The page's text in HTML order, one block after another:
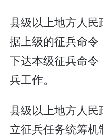
县级以上地方人
据上级的征兵命令
下达本级征兵命
兵工作。
县级以上地方人
立征兵任务统筹